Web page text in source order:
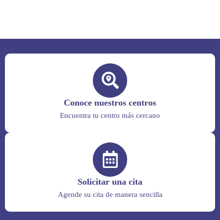
Conoce nuestros centros
Encuentra tu centro más cercano
Solicitar una cita
Agende su cita de manera sencilla